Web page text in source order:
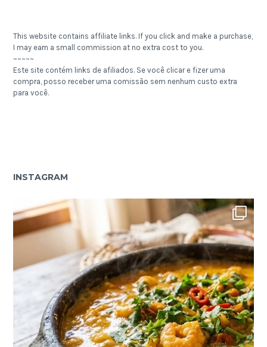
This website contains affiliate links. If you click and make a purchase,
I may earn a small commission at no extra cost to you.
~~~~~
Este site contém links de afiliados. Se você clicar e fizer uma
compra, posso receber uma comissão sem nenhum custo extra
para você.
INSTAGRAM